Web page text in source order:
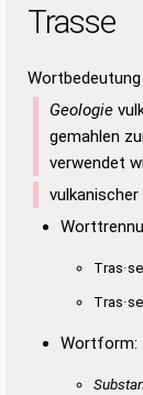
Trasse
Geologie
gemahlen
verwendet
Tras·se,
Tras·se
Wortform: